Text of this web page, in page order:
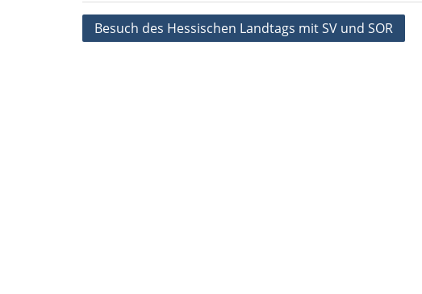
Beitragsnavigation
Besuch des Hessischen Landtags mit SV und SOR